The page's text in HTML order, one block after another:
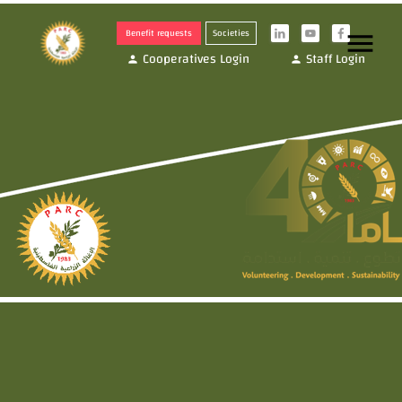
Benefit requests Societies i y f
person Cooperatives Login person Staff Login
menu